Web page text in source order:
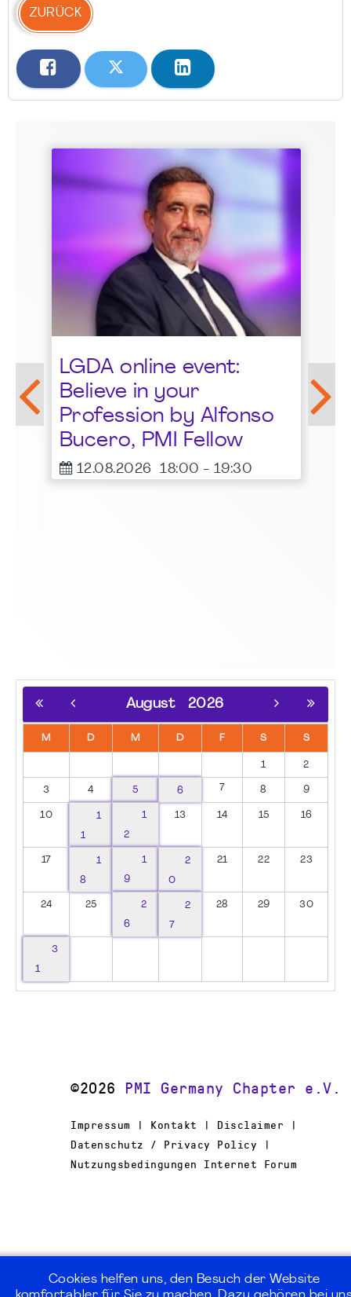
ZURÜCK
LGDA online event:
Believe in your
Profession by Alfonso
Bucero, PMI Fellow
12.08.2026 18:00 - 19:30
August 2026
M D M D F S S
1 2
3 4 5 6 7 8 9
10
1
1
1
2
13 14 15 16
17
1
8
1
9
2
0
21 22 23
24 25
2
6
2
7
28 29 30
3
1
©2026 PMI Germany Chapter e.V.
Impressum | Kontakt | Disclaimer |
Datenschutz / Privacy Policy |
Nutzungsbedingungen Internet Forum
Cookies helfen uns, den Besuch der Website